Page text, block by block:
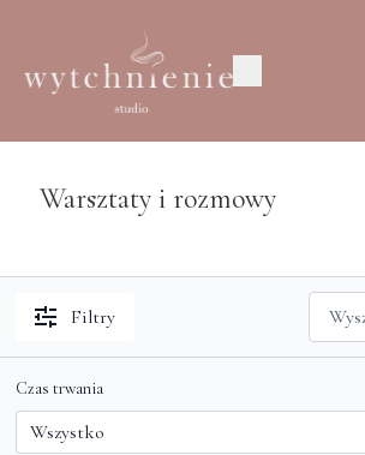
Warsztaty i rozmowy
Filtry
Czas trwania